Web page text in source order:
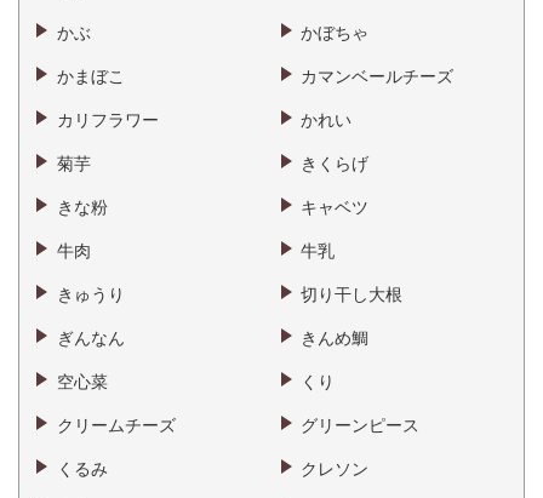
かぶ かぼちゃ
かまぼこ カマンベールチーズ
カリフラワー かれい
菊芋 きくらげ
きな粉 キャベツ
牛肉 牛乳
きゅうり 切り干し大根
ぎんなん きんめ鯛
空心菜 くり
クリームチーズ グリーンピース
くるみ クレソン